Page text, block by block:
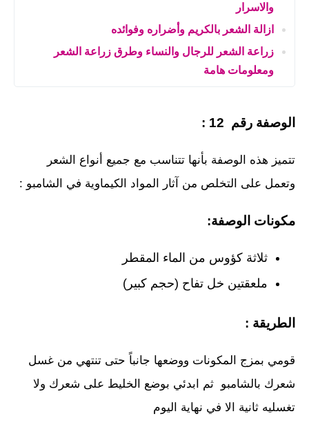
والاسرار
ازالة الشعر بالكريم وأضراره وفوائده
زراعة الشعر للرجال والنساء وطرق زراعة الشعر
ومعلومات هامة
الوصفة رقم 12 :
تتميز هذه الوصفة بأنها تتناسب مع جميع أنواع الشعر
وتعمل على التخلص من آثار المواد الكيماوية في الشامبو :
مكونات الوصفة:
ثلاثة كؤوس من الماء المقطر
ملعقتين خل تفاح (حجم كبير)
الطريقة :
قومي بمزج المكونات ووضعها جانباً حتى تنتهي من غسل
شعرك بالشامبو ثم ابدئي بوضع الخليط على شعرك ولا
تغسليه ثانية الا في نهاية اليوم